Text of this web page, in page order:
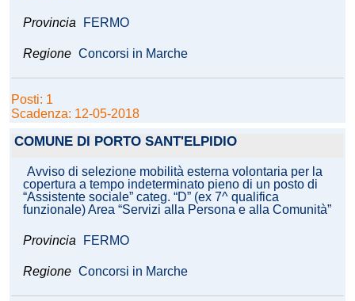
Provincia FERMO
Regione Concorsi in Marche
Posti: 1
Scadenza: 12-05-2018
COMUNE DI PORTO SANT'ELPIDIO
Avviso di selezione mobilità esterna volontaria per la
copertura a tempo indeterminato pieno di un posto di
“Assistente sociale” categ. “D” (ex 7^ qualifica
funzionale) Area “Servizi alla Persona e alla Comunità”
Provincia FERMO
Regione Concorsi in Marche